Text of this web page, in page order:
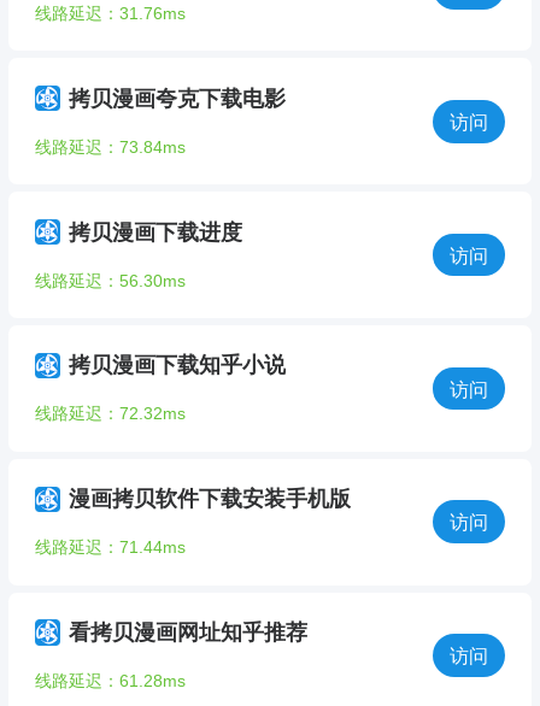
线路延迟：31.76ms
拷贝漫画夸克下载电影
线路延迟：73.84ms
访问
拷贝漫画下载进度
线路延迟：56.30ms
访问
拷贝漫画下载知乎小说
线路延迟：72.32ms
访问
漫画拷贝软件下载安装手机版
线路延迟：71.44ms
访问
看拷贝漫画网址知乎推荐
线路延迟：61.28ms
访问